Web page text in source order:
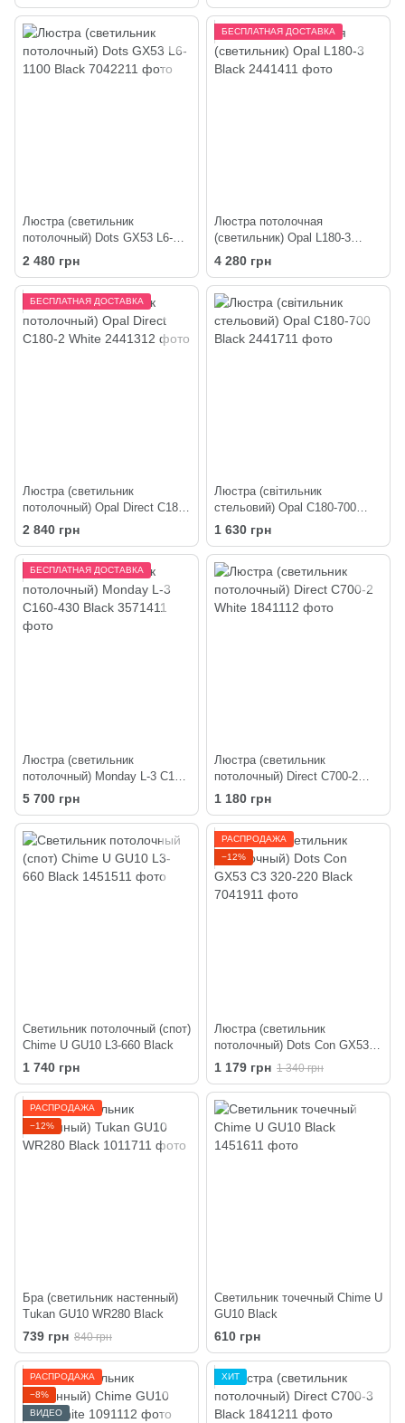
Люстра (светильник
потолочный) Dots GX53 L6-
1100 Black
2 480 грн
БЕСПЛАТНАЯ ДОСТАВКА
Люстра потолочная
(светильник) Opal L180-3
Black
4 280 грн
БЕСПЛАТНАЯ ДОСТАВКА
Люстра (светильник
потолочный) Opal Direct C180-
2 White
2 840 грн
Люстра (світильник
стельовий) Opal C180-700
Black
1 630 грн
БЕСПЛАТНАЯ ДОСТАВКА
Люстра (светильник
потолочный) Monday L-3 C160-
430 Black
5 700 грн
Люстра (светильник
потолочный) Direct C700-2
White
1 180 грн
Светильник потолочный (спот)
Chime U GU10 L3-660 Black
1 740 грн
РАСПРОДАЖА
−12%
Люстра (светильник
потолочный) Dots Con GX53
C3 320-220 Black
1 179 грн 1 340 грн
РАСПРОДАЖА
−12%
Бра (светильник настенный)
Tukan GU10 WR280 Black
739 грн 840 грн
Светильник точечный Chime U
GU10 Black
610 грн
РАСПРОДАЖА
−8%
ВИДЕО
ХИТ